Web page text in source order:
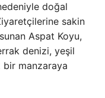
doğal
sakin
Aspat Koyu,
denizi, yeşil
bir manzaraya